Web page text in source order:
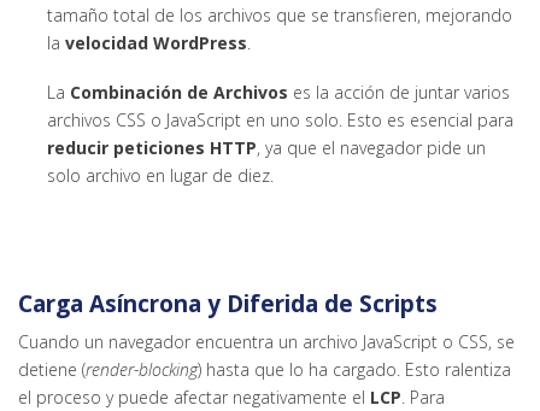
tamaño total de los archivos que se transfieren, mejorando
la velocidad WordPress.
La Combinación de Archivos es la acción de juntar varios
archivos CSS o JavaScript en uno solo. Esto es esencial para
reducir peticiones HTTP, ya que el navegador pide un
solo archivo en lugar de diez.
Carga Asíncrona y Diferida de Scripts
Cuando un navegador encuentra un archivo JavaScript o CSS, se
detiene (render-blocking) hasta que lo ha cargado. Esto ralentiza
el proceso y puede afectar negativamente el LCP. Para